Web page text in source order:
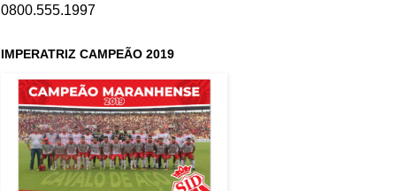
0800.555.1997
IMPERATRIZ CAMPEÃO 2019